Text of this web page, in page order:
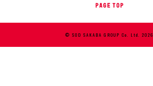
© SOD SAKABA GROUP Co. Ltd. 2026